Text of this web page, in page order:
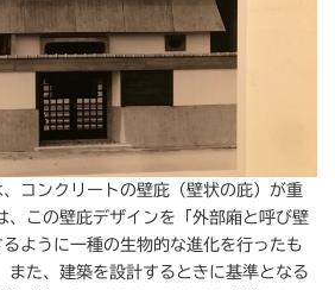
コンクリートの壁庇（壁状の庇）が重
、この壁庇デザインを「外部廂と呼び壁
ように一種の生物的な進化を行ったも
また、建築を設計するときに基準となる